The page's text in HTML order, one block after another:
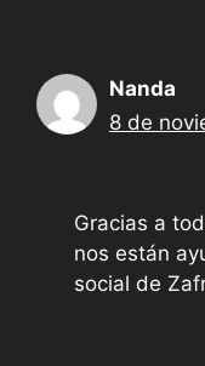
Nanda
8 de
Gracias a
nos están
social de